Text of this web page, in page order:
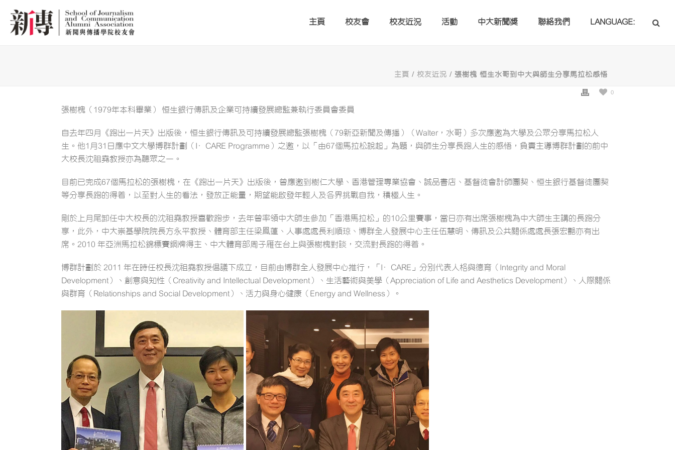
主頁 校友會 校友近況 活動 中大新聞獎 聯絡我們 LANGUAGE:
主頁 / 校友近況 / 張樹槐 恒生水哥到中大與師生分享馬拉松感悟
0
張樹槐（1979年本科畢業） 恒生銀行傳訊及企業可持續發展總監兼執行委員會委員
自去年四月《跑出一片天》出版後，恒生銀行傳訊及可持續發展總監張樹槐（79新亞新聞及傳播）（Walter，水哥）多次應邀為大學及公眾分享馬拉松人
生。他1月31日應中文大學博群計劃（I·CARE Programme）之邀，以「由67個馬拉松說起」為題，與師生分享長跑人生的感悟，負責主導博群計劃的前中
大校長沈祖堯教授亦為聽眾之一。
目前已完成67個馬拉松的張樹槐，在《跑出一片天》出版後，曾應邀到樹仁大學、香港管理專業協會、誠品書店、基督徒會計師團契、恒生銀行基督徒團契
等分享長跑的得着，以至對人生的看法，發放正能量，期望能啟發年輕人及各界挑戰自我，積極人生。
剛於上月尾卸任中大校長的沈祖堯教授喜歡跑步，去年曾率領中大師生參加「香港馬拉松」的10公里賽事，當日亦有出席張樹槐為中大師生主講的長跑分
享，此外，中大崇基學院院長方永平教授、體育部主任梁鳯蓮、人事處處長利順琼、博群全人發展中心主任伍慧明、傳訊及公共關係處處長張宏艷亦有出
席。2010 年亞洲馬拉松錦標賽銅牌得主、中大體育部周子雁在台上與張樹槐對談，交流對長跑的得着。
博群計劃於 2011 年在時任校長沈祖堯教授倡議下成立，目前由博群全人發展中心推行，「I·CARE」分別代表人格與德育（Integrity and Moral
Development）、創意與知性（Creativity and Intellectual Development）、生活藝術與美學（Appreciation of Life and Aesthetics Development）、人際關係
與群育（Relationships and Social Development）、活力與身心健康（Energy and Wellness）。